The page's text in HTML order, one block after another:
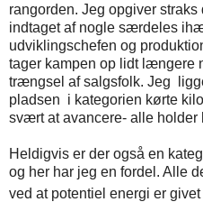
rangorden. Jeg opgiver
indtaget af nogle særdeles
udviklingschefen og
tager kampen op lidt længere
trængsel af salgsfolk. Jeg
pladsen i kategorien kørte
svært at avancere- alle holder
Heldigvis er der også en
og her har jeg en fordel. Alle
ved at potentiel energi er